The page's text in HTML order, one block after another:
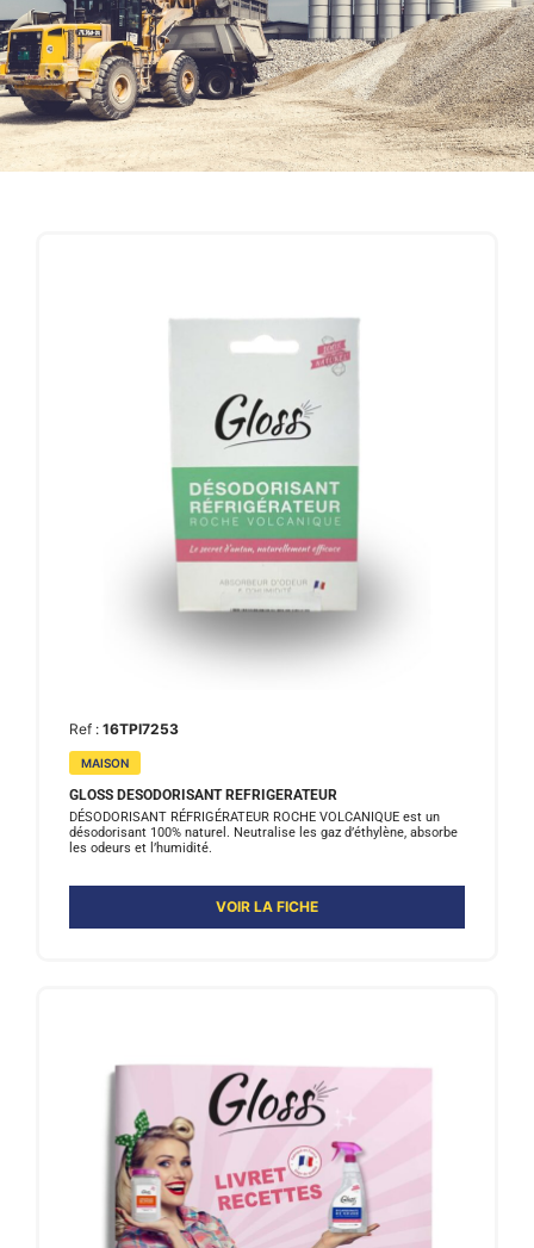
Ref : 16TPI7253
MAISON
GLOSS DESODORISANT REFRIGERATEUR
DÉSODORISANT RÉFRIGÉRATEUR ROCHE VOLCANIQUE est un
désodorisant 100% naturel. Neutralise les gaz d’éthylène, absorbe
les odeurs et l’humidité.
VOIR LA FICHE